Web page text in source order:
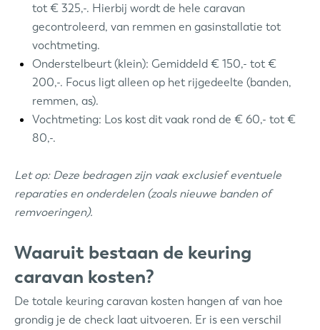
tot € 325,-. Hierbij wordt de hele caravan
gecontroleerd, van remmen en gasinstallatie tot
vochtmeting.
Onderstelbeurt (klein): Gemiddeld € 150,- tot €
200,-. Focus ligt alleen op het rijgedeelte (banden,
remmen, as).
Vochtmeting: Los kost dit vaak rond de € 60,- tot €
80,-.
Let op: Deze bedragen zijn vaak exclusief eventuele
reparaties en onderdelen (zoals nieuwe banden of
remvoeringen).
Waaruit bestaan de keuring
caravan kosten?
De totale keuring caravan kosten hangen af van hoe
grondig je de check laat uitvoeren. Er is een verschil